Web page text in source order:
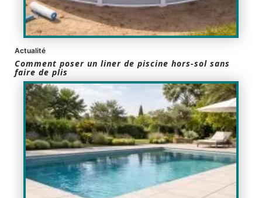
Actualité
Comment poser un liner de piscine hors-sol sans
faire de plis